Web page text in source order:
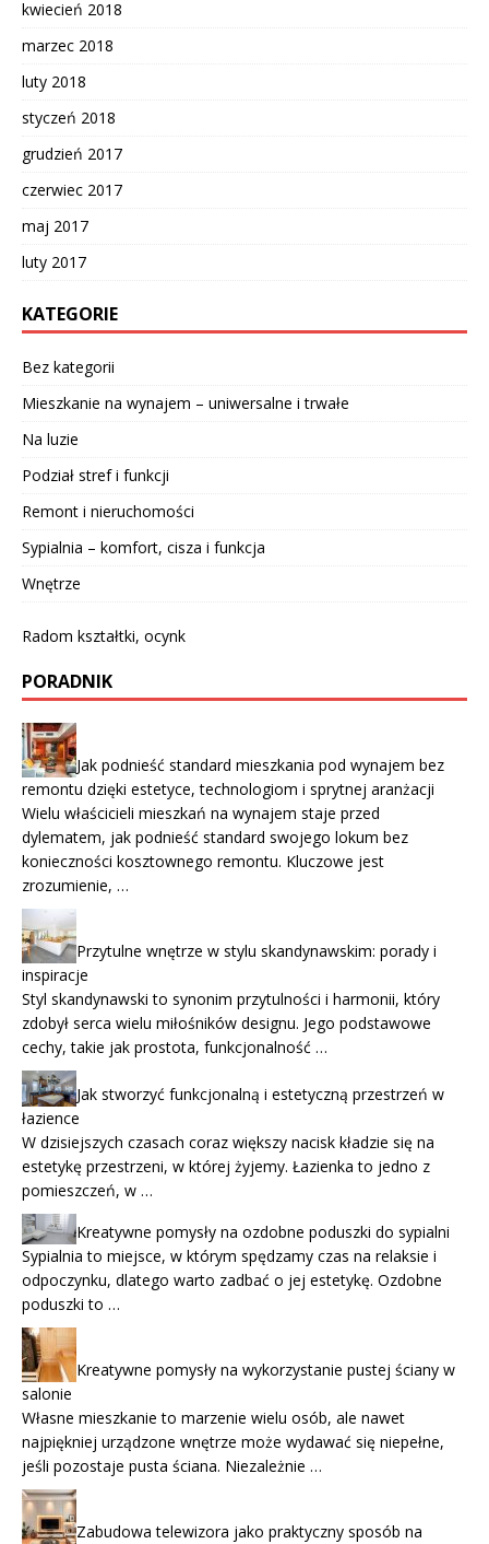
kwiecień 2018
marzec 2018
luty 2018
styczeń 2018
grudzień 2017
czerwiec 2017
maj 2017
luty 2017
KATEGORIE
Bez kategorii
Mieszkanie na wynajem – uniwersalne i trwałe
Na luzie
Podział stref i funkcji
Remont i nieruchomości
Sypialnia – komfort, cisza i funkcja
Wnętrze
Radom kształtki, ocynk
PORADNIK
Jak podnieść standard mieszkania pod wynajem bez
remontu dzięki estetyce, technologiom i sprytnej aranżacji
Wielu właścicieli mieszkań na wynajem staje przed
dylematem, jak podnieść standard swojego lokum bez
konieczności kosztownego remontu. Kluczowe jest
zrozumienie, …
Przytulne wnętrze w stylu skandynawskim: porady i
inspiracje
Styl skandynawski to synonim przytulności i harmonii, który
zdobył serca wielu miłośników designu. Jego podstawowe
cechy, takie jak prostota, funkcjonalność …
Jak stworzyć funkcjonalną i estetyczną przestrzeń w
łazience
W dzisiejszych czasach coraz większy nacisk kładzie się na
estetykę przestrzeni, w której żyjemy. Łazienka to jedno z
pomieszczeń, w …
Kreatywne pomysły na ozdobne poduszki do sypialni
Sypialnia to miejsce, w którym spędzamy czas na relaksie i
odpoczynku, dlatego warto zadbać o jej estetykę. Ozdobne
poduszki to …
Kreatywne pomysły na wykorzystanie pustej ściany w
salonie
Własne mieszkanie to marzenie wielu osób, ale nawet
najpiękniej urządzone wnętrze może wydawać się niepełne,
jeśli pozostaje pusta ściana. Niezależnie …
Zabudowa telewizora jako praktyczny sposób na